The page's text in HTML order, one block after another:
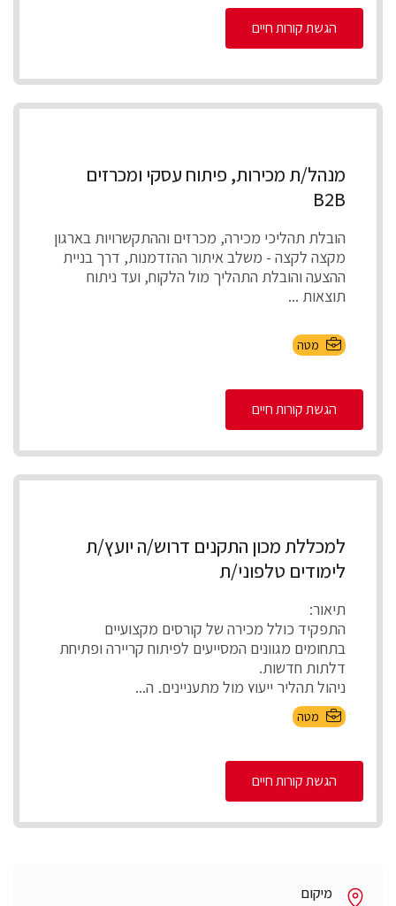
הגשת קורות חיים
מנהל/ת מכירות, פיתוח עסקי ומכרזים
B2B
הובלת תהליכי מכירה, מכרזים וההתקשרויות בארגון
מקצה לקצה - משלב איתור ההזדמנות, דרך בניית
ההצעה והובלת התהליך מול הלקוח, ועד ניתוח
תוצאות ...
מטה
הגשת קורות חיים
למכללת מכון התקנים דרוש/ה יועץ/ת
לימודים טלפוני/ת
תיאור:
התפקיד כולל מכירה של קורסים מקצועיים
בתחומים מגוונים המסייעים לפיתוח קריירה ופתיחת
דלתות חדשות.
ניהול תהליך ייעוץ מול מתעניינים, ה...
מטה
הגשת קורות חיים
מיקום